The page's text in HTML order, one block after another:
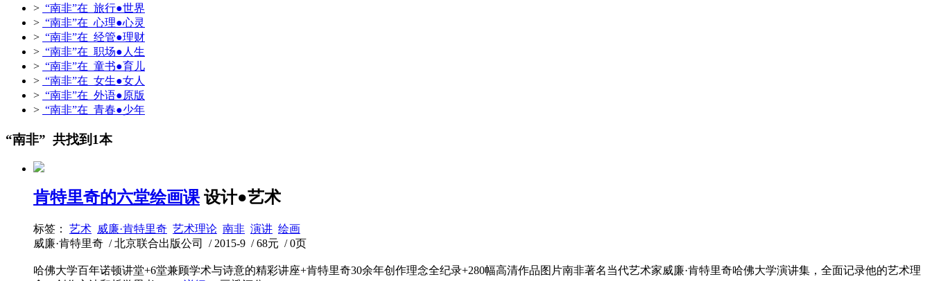
> “南非”在 旅行●世界
> “南非”在 心理●心灵
> “南非”在 经管●理财
> “南非”在 职场●人生
> “南非”在 童书●育儿
> “南非”在 女生●女人
> “南非”在 外语●原版
> “南非”在 青春●少年
“南非” 共找到1本
肯特里奇的六堂绘画课 设计●艺术
标签： 艺术 威廉·肯特里奇 艺术理论 南非 演讲 绘画
威廉·肯特里奇 / 北京联合出版公司 / 2015-9 / 68元 / 0页
哈佛大学百年诺顿讲堂+6堂兼顾学术与诗意的精彩讲座+肯特里奇30余年创作理念全纪录+280幅高清作品图片南非著名当代艺术家威廉·肯特里奇哈佛大学演讲集，全面记录他的艺术理